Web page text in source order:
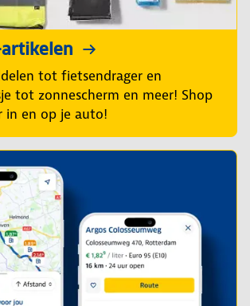
tot fietsendrager en
tot zonnescherm en meer! Shop
in en op je auto!